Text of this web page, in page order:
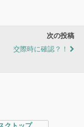
次の投稿
交際時に確認？！